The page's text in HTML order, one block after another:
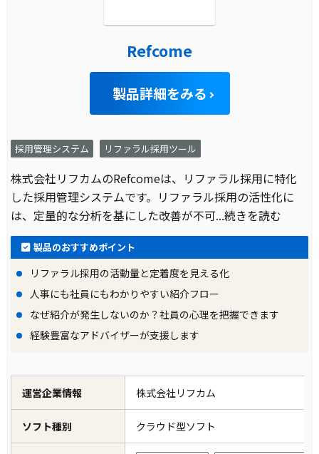
Refcome
製品詳細をみる
採用管理システム リファラル採用ツール
株式会社リフカムのRefcomeは、リファラル採用に特化
した採用管理システムです。リファラル採用の活性化に
は、定量的な分析を基にした改善が不可...続きを読む
製品のおすすめポイント
リファラル採用の活動量と定着度を見える化
人事にも社員にもわかりやすい紹介フロー
なぜ紹介が発生しないのか？社員の心理を把握できます
経験豊富なアドバイザーが支援します
運営企業情報 株式会社リフカム
ソフト種別 クラウド型ソフト